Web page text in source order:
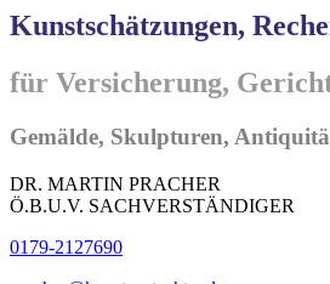
Kunstschätzungen,
für Versicherung,
Gemälde, Skulpturen,
DR. MARTIN PRACHER
Ö.B.U.V. SACHVERSTÄNDIGER
0179-2127690